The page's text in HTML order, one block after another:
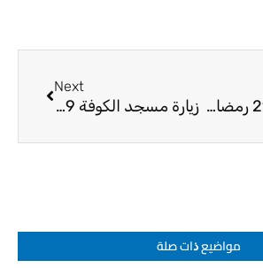
ليلة السبت 21 رمضان 1435
Next
زيارة مسجد الكوفة 29 رمضان 1435
مواضيع ﺫات صلة